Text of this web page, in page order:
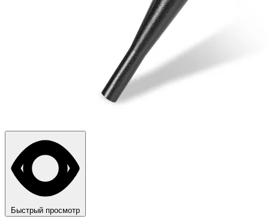
Быстрый просмотр